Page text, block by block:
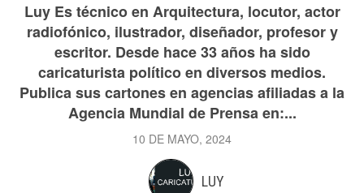
Luy Es técnico en Arquitectura, locutor, actor
radiofónico, ilustrador, diseñador, profesor y
escritor. Desde hace 33 años ha sido
caricaturista político en diversos medios.
Publica sus cartones en agencias afiliadas a la
Agencia Mundial de Prensa en:...
10 DE MAYO, 2024
LUY